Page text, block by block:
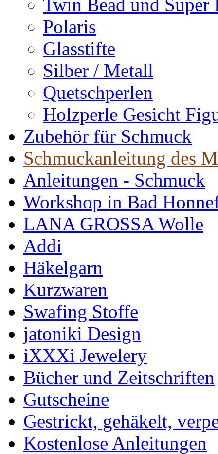
Twin Bead und Super
Polaris
Glasstifte
Silber / Metall
Quetschperlen
Holzperle Gesicht
Zubehör für Schmuck
Schmuckanleitung des
Anleitungen - Schmuck
Workshop in Bad
LANA GROSSA Wolle
Addi
Häkelgarn
Kurzwaren
Swafing Stoffe
jatoniki Design
iXXXi Jewelery
Bücher und Zeitschriften
Gutscheine
Gestrickt, gehäkelt,
Kostenlose Anleitungen